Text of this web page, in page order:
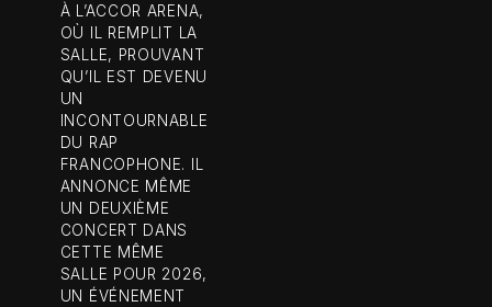
À L’ACCOR ARENA,
OÙ IL REMPLIT LA
SALLE, PROUVANT
QU’IL EST DEVENU
UN
INCONTOURNABLE
DU RAP
FRANCOPHONE. IL
ANNONCE MÊME
UN DEUXIÈME
CONCERT DANS
CETTE MÊME
SALLE POUR 2026,
UN ÉVÉNEMENT